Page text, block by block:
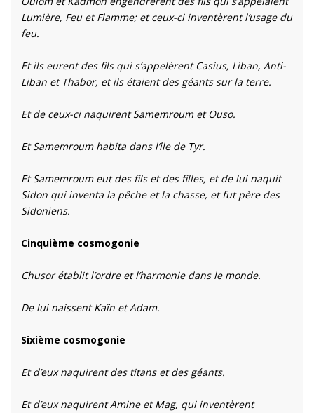
Lumière, Feu et Flamme; et ceux-ci inventèrent l’usage du
feu.
Et ils eurent des fils qui s’appelèrent Casius, Liban, Anti-
Liban et Thabor, et ils étaient des géants sur la terre.
Et de ceux-ci naquirent Samemroum et Ouso.
Et Samemroum habita dans l’île de Tyr.
Et Samemroum eut des fils et des filles, et de lui naquit
Sidon qui inventa la pêche et la chasse, et fut père des
Sidoniens.
Cinquième cosmogonie
Chusor établit l’ordre et l’harmonie dans le monde.
De lui naissent Kaïn et Adam.
Sixième cosmogonie
Et d’eux naquirent des titans et des géants.
Et d’eux naquirent Amine et Mag, qui inventèrent